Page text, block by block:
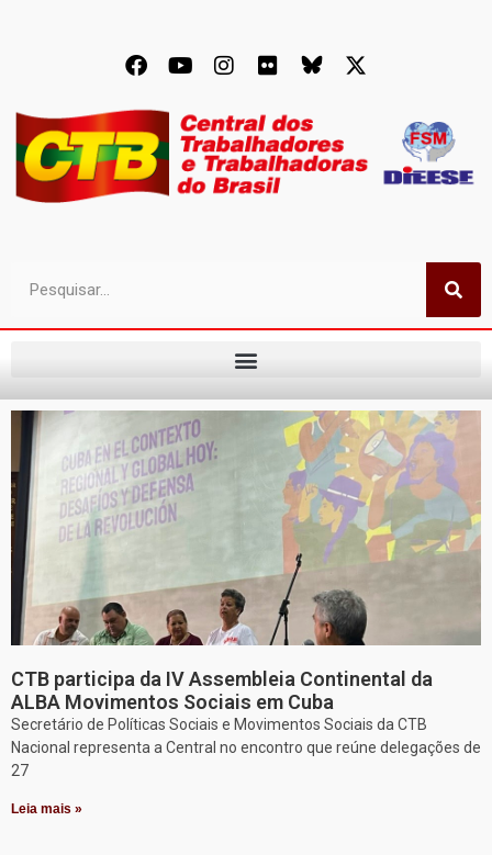
CTB participa da IV Assembleia Continental da
ALBA Movimentos Sociais em Cuba
Secretário de Políticas Sociais e Movimentos Sociais da CTB
Nacional representa a Central no encontro que reúne delegações de
27
Leia mais »